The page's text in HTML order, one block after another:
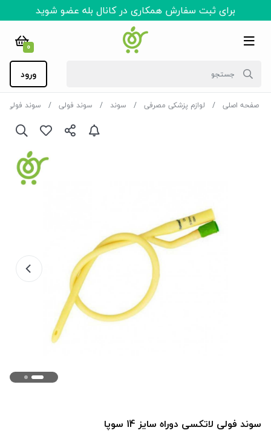
برای ثبت سفارش همکاری در کانال بله عضو شوید
0
ورود
صفحه اصلی لوازم پزشکی مصرفی سوند سوند فولی سوند فولی
سوند فولی لاتکسی دوراه سایز 14 سوپا